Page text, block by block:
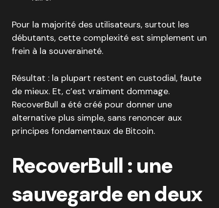
Pour la majorité des utilisateurs, surtout les
débutants, cette complexité est simplement un
frein à la souveraineté.
Résultat : la plupart restent en custodial, faute
de mieux. Et, c’est vraiment dommage.
RecoverBull a été créé pour donner une
alternative plus simple, sans renoncer aux
principes fondamentaux de Bitcoin.
RecoverBull : une
sauvegarde en deux